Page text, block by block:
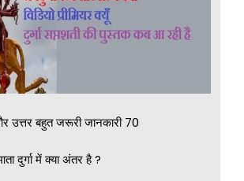
उत्तर बहुत जरूरी जानकारी 70
दुर्गा में क्या अंतर है ?